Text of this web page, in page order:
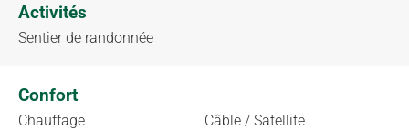
Activités
Sentier de randonnée
Confort
Chauffage
Câble / Satellite